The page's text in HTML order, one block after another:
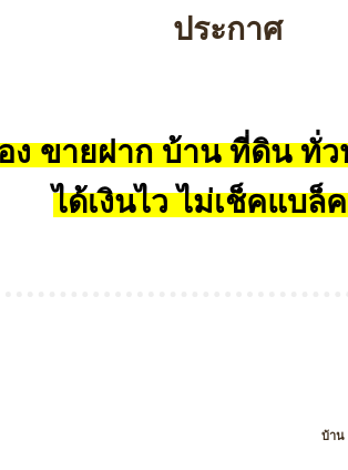
ประกาศ
ง ขายฝาก บ้าน ที่ดิน ทั่ว
ได้เงินไว ไม่เช็คแบล็
บ้าน